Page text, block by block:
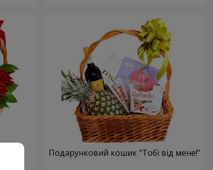
Подарунковий кошик "Тобі від мене!"